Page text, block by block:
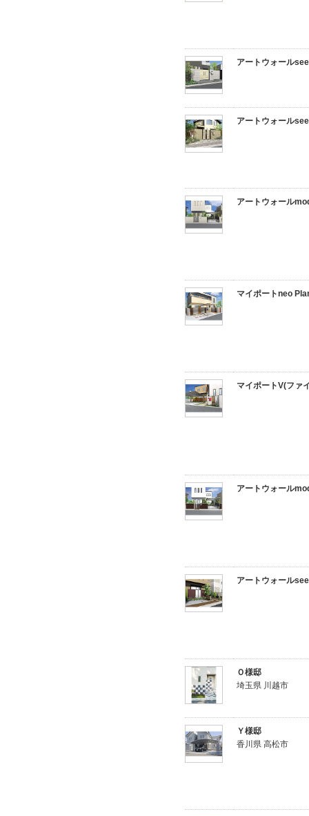
アートウォール
アートウォール
アートウォール
マイポートneo
マイポートV(ファ
アートウォール
アートウォール
Ｏ様邸
埼玉県 川越市
Ｙ様邸
香川県 高松市